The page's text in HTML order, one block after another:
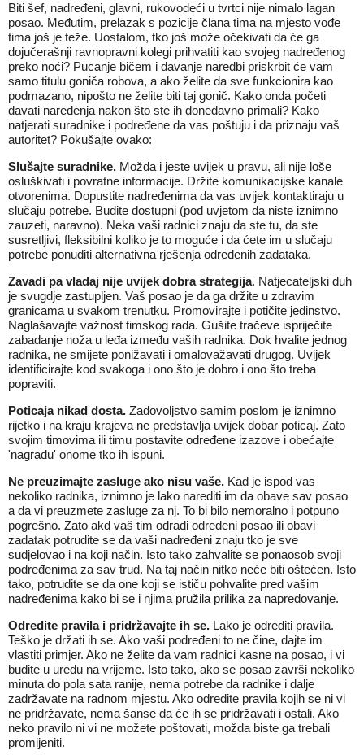
Biti šef, nadređeni, glavni, rukovodeći u tvrtci nije nimalo lagan
posao. Međutim, prelazak s pozicije člana tima na mjesto vođe
tima još je teže. Uostalom, tko još može očekivati da će ga
dojučerašnji ravnopravni kolegi prihvatiti kao svojeg nadređenog
preko noći? Pucanje bičem i davanje naredbi priskrbit će vam
samo titulu goniča robova, a ako želite da sve funkcionira kao
podmazano, nipošto ne želite biti taj gonič. Kako onda početi
davati naređenja nakon što ste ih donedavno primali? Kako
natjerati suradnike i podređene da vas poštuju i da priznaju vaš
autoritet? Pokušajte ovako:
Slušajte suradnike. Možda i jeste uvijek u pravu, ali nije loše
osluškivati i povratne informacije. Držite komunikacijske kanale
otvorenima. Dopustite nadređenima da vas uvijek kontaktiraju u
slučaju potrebe. Budite dostupni (pod uvjetom da niste iznimno
zauzeti, naravno). Neka vaši radnici znaju da ste tu, da ste
susretljivi, fleksibilni koliko je to moguće i da ćete im u slučaju
potrebe ponuditi alternativna rješenja određenih zadataka.
Zavadi pa vladaj nije uvijek dobra strategija. Natjecateljski duh
je svugdje zastupljen. Vaš posao je da ga držite u zdravim
granicama u svakom trenutku. Promovirajte i potičite jedinstvo.
Naglašavajte važnost timskog rada. Gušite tračeve ispriječite
zabadanje noža u leđa između vaših radnika. Dok hvalite jednog
radnika, ne smijete ponižavati i omalovažavati drugog. Uvijek
identificirajte kod svakoga i ono što je dobro i ono što treba
popraviti.
Poticaja nikad dosta. Zadovoljstvo samim poslom je iznimno
rijetko i na kraju krajeva ne predstavlja uvijek dobar poticaj. Zato
svojim timovima ili timu postavite određene izazove i obećajte
'nagradu' onome tko ih ispuni.
Ne preuzimajte zasluge ako nisu vaše. Kad je ispod vas
nekoliko radnika, iznimno je lako narediti im da obave sav posao
a da vi preuzmete zasluge za nj. To bi bilo nemoralno i potpuno
pogrešno. Zato akd vaš tim odradi određeni posao ili obavi
zadatak potrudite se da vaši nadređeni znaju tko je sve
sudjelovao i na koji način. Isto tako zahvalite se ponaosob svoji
podređenima za sav trud. Na taj način nitko neće biti oštećen. Isto
tako, potrudite se da one koji se ističu pohvalite pred vašim
nadređenima kako bi se i njima pružila prilika za napredovanje.
Odredite pravila i pridržavajte ih se. Lako je odrediti pravila.
Teško je držati ih se. Ako vaši podređeni to ne čine, dajte im
vlastiti primjer. Ako ne želite da vam radnici kasne na posao, i vi
budite u uredu na vrijeme. Isto tako, ako se posao završi nekoliko
minuta do pola sata ranije, nema potrebe da radnike i dalje
zadržavate na radnom mjestu. Ako odredite pravila kojih se ni vi
ne pridržavate, nema šanse da će ih se pridržavati i ostali. Ako
neko pravilo ni vi ne možete poštovati, možda biste ga trebali
promijeniti.